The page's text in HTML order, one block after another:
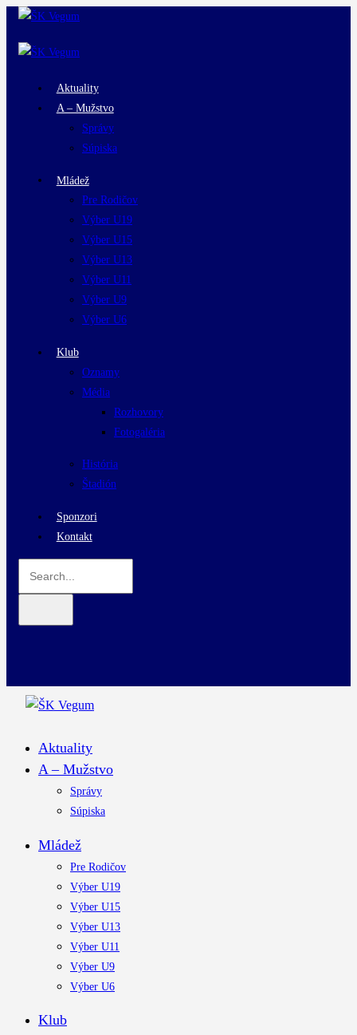
Aktuality
A – Mužstvo
Správy
Súpiska
Mládež
Pre Rodičov
Výber U19
Výber U15
Výber U13
Výber U11
Výber U9
Výber U6
Klub
Oznamy
Média
Rozhovory
Fotogaléria
História
Štadión
Sponzori
Kontakt
Aktuality
A – Mužstvo
Správy
Súpiska
Mládež
Pre Rodičov
Výber U19
Výber U15
Výber U13
Výber U11
Výber U9
Výber U6
Klub